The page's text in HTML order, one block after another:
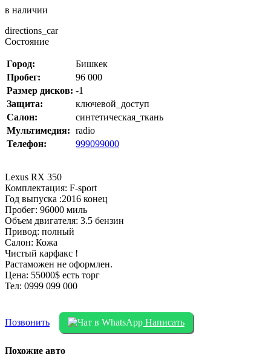
в наличии
directions_car
Состояние
Город:
Бишкек
Пробег:
96 000
Размер дисков: -1
Защита:
ключевой_доступ
Салон:
синтетическая_ткань
Мультимедия: radio
Телефон:
999099000
Lexus RX 350
Комплектация: F-sport
Год выпуска :2016 конец
Пробег: 96000 миль
Объем двигателя: 3.5 бензин
Привод: полный
Салон: Кожа
Чистый карфакс !
Растаможен не оформлен.
Цена: 55000$ есть торг
Тел: 0999 099 000
Позвонить Написать
Похожие авто